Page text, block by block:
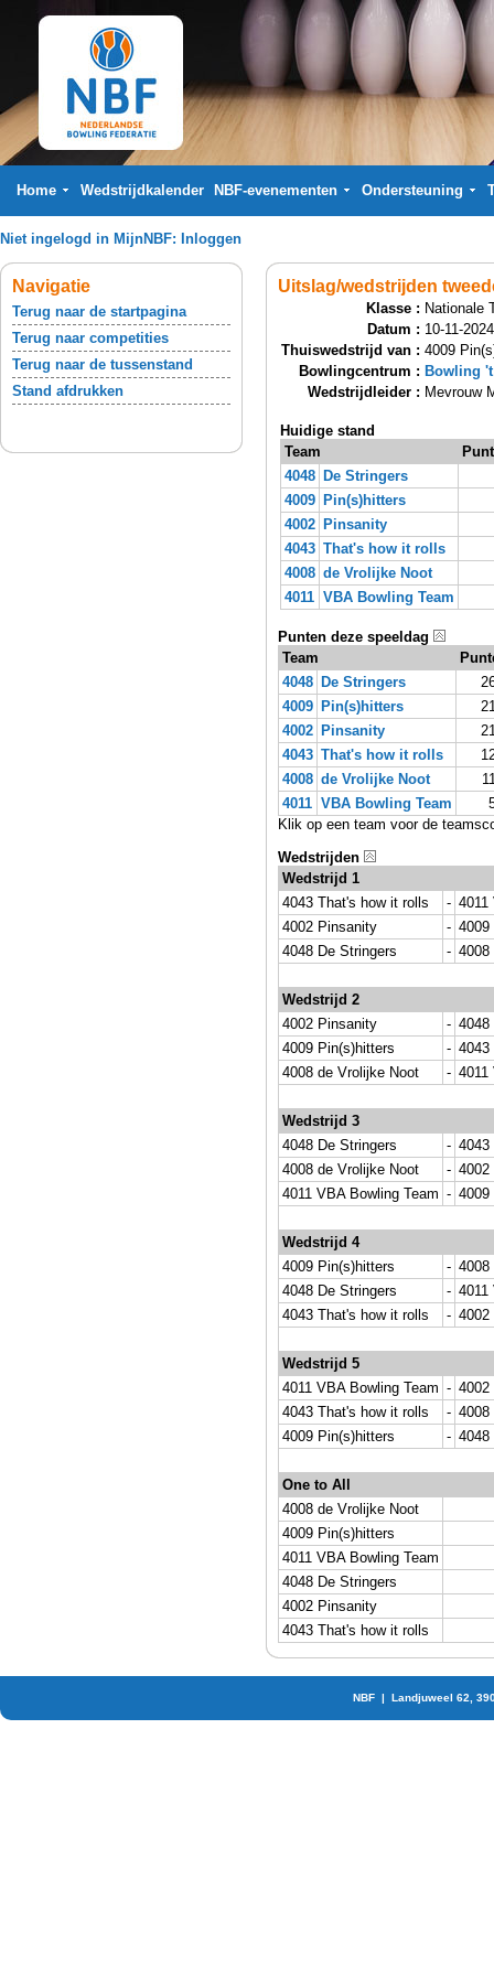
Home Wedstrijdkalender NBF-evenementen Ondersteuning
Niet ingelogd in MijnNBF: Inloggen
Navigatie
Terug naar de startpagina
Terug naar competities
Terug naar de tussenstand
Stand afdrukken
Uitslag/wedstrijden
Klasse : Nationale
Datum : 10-11-
Thuiswedstrijd van : 4009
Bowlingcentrum : Bowling
Wedstrijdleider : Mevrouw
Huidige stand
Team
4048 De Stringers
4009 Pin(s)hitters
4002 Pinsanity
4043 That's how it rolls
4008 de Vrolijke Noot
4011 VBA Bowling Team
Punten deze speeldag
Team
4048 De Stringers
4009 Pin(s)hitters
4002 Pinsanity
4043 That's how it rolls
4008 de Vrolijke Noot
4011 VBA Bowling Team
Klik op een team voor de
Wedstrijden
Wedstrijd 1
4043 That's how it rolls
- 4011
4002 Pinsanity
- 4009
4048 De Stringers
- 4008
Wedstrijd 2
4002 Pinsanity
- 4048
4009 Pin(s)hitters
- 4043
4008 de Vrolijke Noot
- 4011
Wedstrijd 3
4048 De Stringers
- 4043
4008 de Vrolijke Noot
- 4002
4011 VBA Bowling Team - 4009
Wedstrijd 4
4009 Pin(s)hitters
- 4008
4048 De Stringers
- 4011
4043 That's how it rolls
- 4002
Wedstrijd 5
4011 VBA Bowling Team - 4002
4043 That's how it rolls
- 4008
4009 Pin(s)hitters
- 4048
One to All
4008 de Vrolijke Noot
4009 Pin(s)hitters
4011 VBA Bowling Team
4048 De Stringers
4002 Pinsanity
4043 That's how it rolls
NBF | Landjuweel 62,